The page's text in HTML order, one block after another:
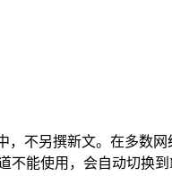
，不另撰新文。在多数
能使用，会自动切换